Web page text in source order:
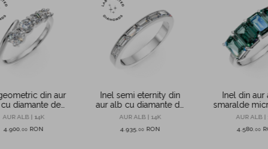
din aur
diamante de
in laborator
AUR ALB | 14K
4.900 00 RON
Inel semi eternity din
aur alb cu diamante de
0.6ct create in laborator
AUR ALB | 14K
4.935 00 RON
Inel din aur
smaralde
de 2.9ct
AUR ALB |
4.580 00